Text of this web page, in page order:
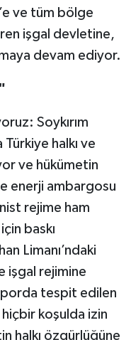
ve tüm bölge
işgal devletine,
devam ediyor.
Soykırım
halkı ve
ve hükümetin
enerji ambargosu
rejime ham
baskı
Limanı’ndaki
işgal rejimine
tespit edilen
hiçbir koşulda izin
halkı özgürlüğüne